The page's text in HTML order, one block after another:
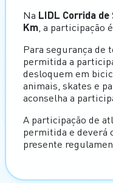
Na LIDL Corrida
Km , a participação
Para segurança de
permitida a
desloquem em
animais, skates e
aconselha a
A participação de
permitida e deverá
presente